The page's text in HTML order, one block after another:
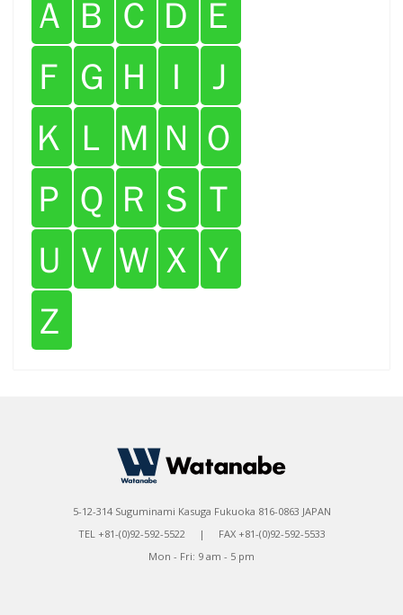
Ａ Ｂ Ｃ Ｄ Ｅ
Ｆ Ｇ Ｈ Ｉ
Ｊ
Ｋ Ｌ Ｍ Ｎ Ｏ
Ｐ Ｑ Ｒ Ｓ Ｔ
Ｕ Ｖ Ｗ Ｘ Ｙ
Ｚ
5-12-314 Suguminami Kasuga Fukuoka 816-0863 JAPAN
TEL +81-(0)92-592-5522 | FAX +81-(0)92-592-5533
Mon - Fri: 9 am - 5 pm